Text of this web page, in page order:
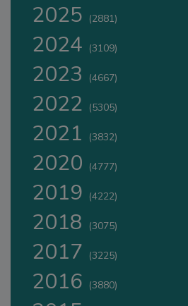
2025 (2881)
2024 (3109)
2023 (4667)
2022 (5305)
2021 (3832)
2020 (4777)
2019 (4222)
2018 (3075)
2017 (3225)
2016 (3880)